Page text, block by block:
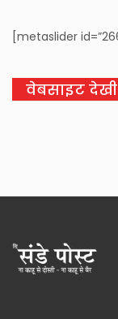
[metaslider
वेबसाइट